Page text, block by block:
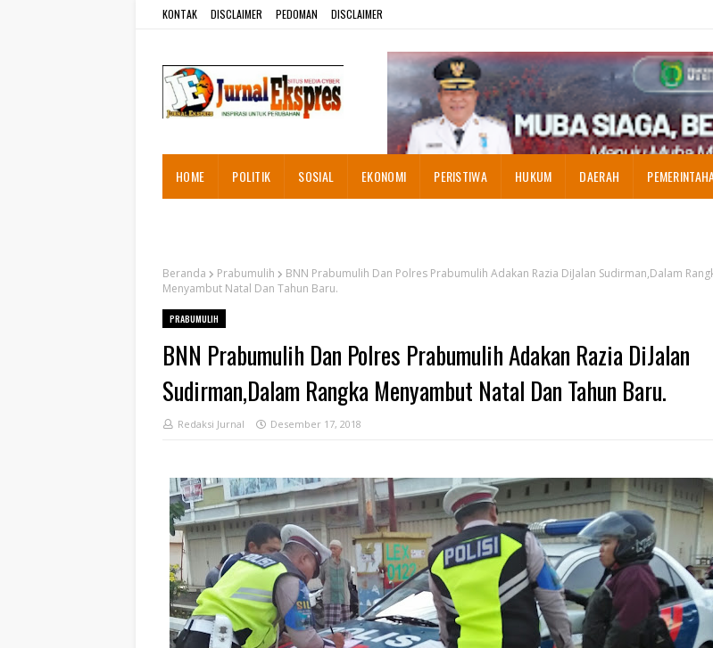
KONTAK DISCLAIMER PEDOMAN DISCLAIMER
HOME POLITIK SOSIAL EKONOMI PERISTIWA HUKUM DAERAH
Beranda Prabumulih
BNN Prabumulih Dan Polres Prabumulih Adakan Razia DiJalan Sudirman,Dalam
Menyambut Natal Dan Tahun Baru.
PRABUMULIH
BNN Prabumulih Dan Polres Prabumulih Adakan Razia DiJalan
Sudirman,Dalam Rangka Menyambut Natal Dan Tahun Baru.
Redaksi Jurnal Desember 17, 2018